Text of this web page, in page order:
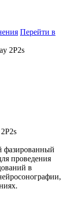
Перейти в
фазированный
проведения
в